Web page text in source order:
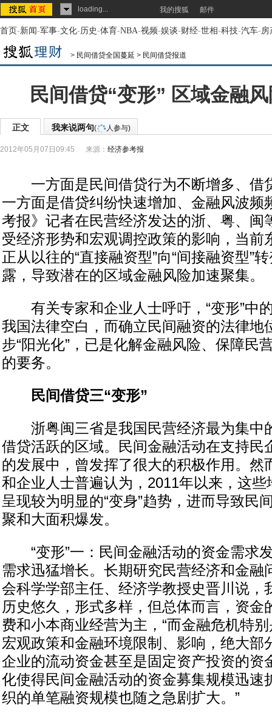
loading... 我的搜狐 邮件
首页-新闻-军事-文化-历史-体育-NBA-视频-娱谈-财经-世相-科技-汽车-房
> 民间借贷全国蔓延 > 民间借贷报道
民间借贷“变形” 区域金融
正文 我来说两句( 人参与)
2012年05月07日09:45 来源： 经济参考报
一方面是民间借贷行为不断增多、借
一方面是借贷纠纷快速增加、金融风波频
考报》记者在民营经济发达的浙、粤、闽
受经济形势和宏观调控政策的影响，当前
正从以往的“直接融资型”向“间接融资型”
露，导致潜在的区域金融风险加速聚集。
有关专家和企业人士呼吁，“变形”中
我国法律空白，而确立民间融资的法律地
步“阳光化”，已是化解金融风险、保障民
的要务。
民间借贷三“变形”
浙粤闽三省是我国民营经济最为集中
借贷活跃的区域。民间金融活动在支持民
的发展中，曾发挥了很大的积极作用。然
和企业人士普遍认为，2011年以来，这
呈现较为明显的“变身”趋势，进而导致民
聚和大面积爆发。
“变形”一：民间金融活动的资金需求发
需求迅猛增长。长期研究民营经济和金融
会科学学部主任、经济学教授史晋川说，
历史悠久，形式多样，但总体而言，资金
费和小本商业经营为主，“而金融危机特
宏观政策和金融环境限制、影响，绝大部
企业的流动资金甚至是固定资产投资的资
化使得民间金融活动的资金募集规模迅速
织的单笔融资规模也随之急剧扩大。”